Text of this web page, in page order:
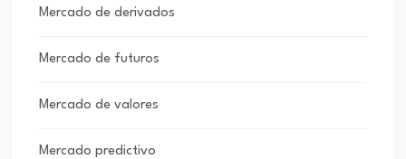
Mercado de derivados
Mercado de futuros
Mercado de valores
Mercado predictivo